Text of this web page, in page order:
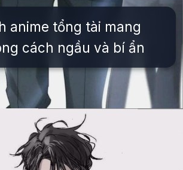
anime tổng tài mang
cách ngầu và bí ẩn
issiloo.edu.vn/anh-tong-tai-anime